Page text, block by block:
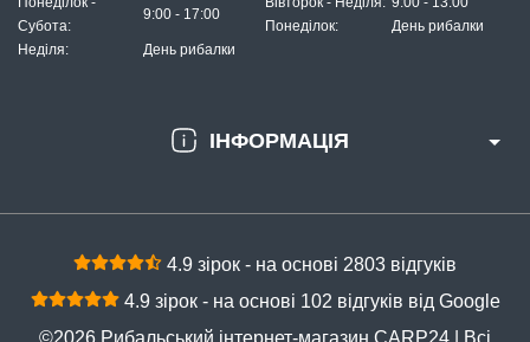
ІНФОРМАЦІЯ
Субота:
9:00 - 17:00
Неділя: День рибалки
Понеділок:
День рибалки
4.9 зірок - на основі 2803 відгуків
4.9 зірок - на основі 102 відгуків від Google